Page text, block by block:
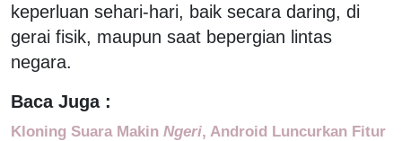
keperluan sehari-hari, baik secara daring, di
gerai fisik, maupun saat bepergian lintas
negara.
Baca Juga :
Kloning Suara Makin Ngeri, Android Luncurkan Fitur